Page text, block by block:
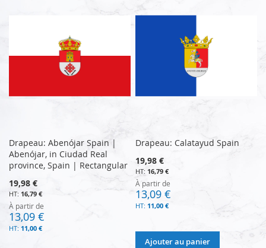
Drapeau: Abenójar Spain |
Abenójar, in Ciudad Real
province, Spain | Rectangular
19,98 €
16,79 €
À partir de
13,09 €
11,00 €
Drapeau: Calatayud Spain
19,98 €
16,79 €
À partir de
13,09 €
11,00 €
Ajouter au panier